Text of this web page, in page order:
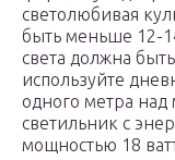
светолюбивая
быть меньше 12-
света должна
используйте
одного метра
светильник с
мощностью 18